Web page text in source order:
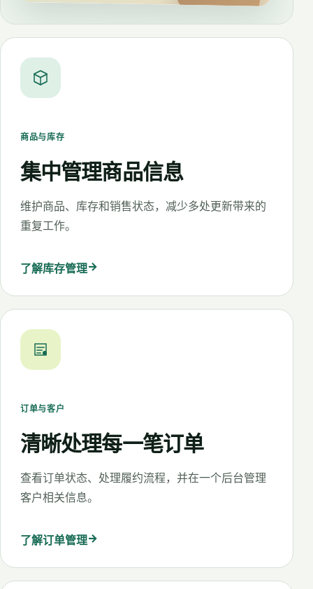
商品与库存
集中管理商品信息
维护商品、库存和销售状态，减少多处更新带来的
重复工作。
了解库存管理→
订单与客户
清晰处理每一笔订单
查看订单状态、处理履约流程，并在一个后台管理
客户相关信息。
了解订单管理→